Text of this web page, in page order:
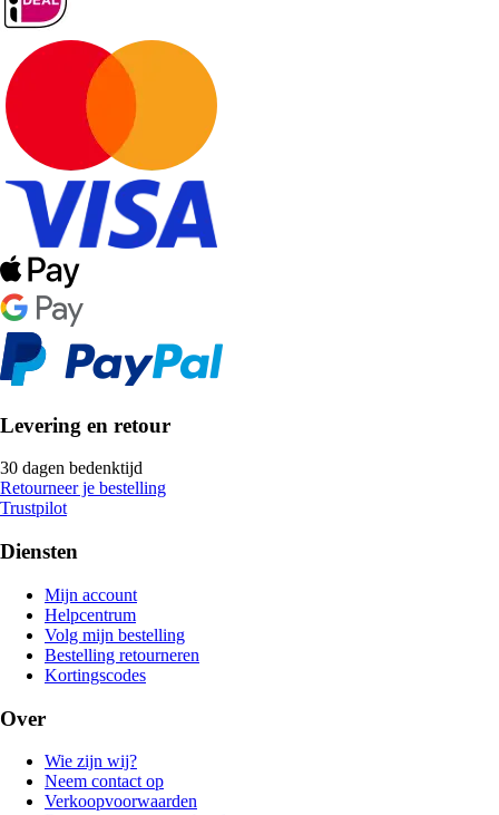
Levering en retour
30 dagen bedenktijd
Retourneer je bestelling
Trustpilot
Diensten
Mijn account
Helpcentrum
Volg mijn bestelling
Bestelling retourneren
Kortingscodes
Over
Wie zijn wij?
Neem contact op
Verkoopvoorwaarden